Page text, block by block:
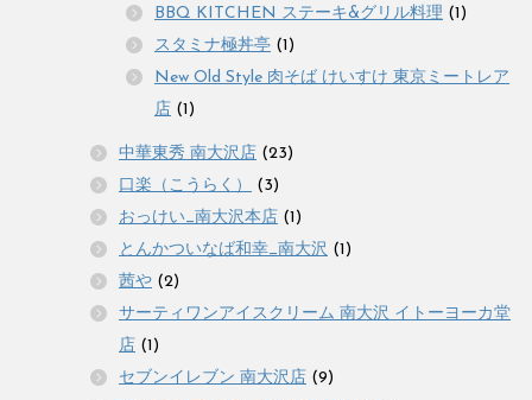
BBQ KITCHEN ステーキ&グリル料理 (1)
スタミナ極丼亭 (1)
New Old Style 肉そば けいすけ 東京ミートレア
店 (1)
中華東秀 南大沢店 (23)
口楽（こうらく）
(3)
おっけい_南大沢本店 (1)
とんかついなば和幸_南大沢 (1)
茜や (2)
サーティワンアイスクリーム 南大沢 イトーヨーカ堂
店 (1)
セブンイレブン 南大沢店 (9)